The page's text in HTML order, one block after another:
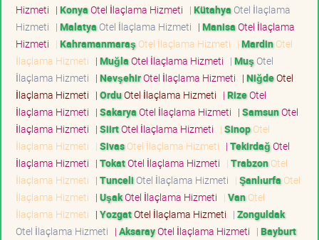
Hizmeti | KonyaOtel İlaçlama Hizmeti | Kütahya Otel İlaçlama
Hizmeti | Malatya Otel İlaçlama Hizmeti | ManisaOtel İlaçlama
Hizmeti | Kahramanmaraş Otel İlaçlama Hizmeti | MardinOtel
İlaçlama Hizmeti | MuğlaOtel İlaçlama Hizmeti | Muş Otel
İlaçlama Hizmeti | NevşehirOtel İlaçlama Hizmeti | NiğdeOtel
İlaçlama Hizmeti | OrduOtel İlaçlama Hizmeti | RizeOtel
İlaçlama Hizmeti | SakaryaOtel İlaçlama Hizmeti | SamsunOtel
İlaçlama Hizmeti | SiirtOtel İlaçlama Hizmeti | SinopOtel
İlaçlama Hizmeti | SivasOtel İlaçlama Hizmeti | TekirdağOtel
İlaçlama Hizmeti | TokatOtel İlaçlama Hizmeti | TrabzonOtel
İlaçlama Hizmeti | Tunceli Otel İlaçlama Hizmeti | Şanlıurfa Otel
İlaçlama Hizmeti | UşakOtel İlaçlama Hizmeti | VanOtel
İlaçlama Hizmeti | YozgatOtel İlaçlama Hizmeti | Zonguldak
Otel İlaçlama Hizmeti | AksarayOtel İlaçlama Hizmeti | Bayburt